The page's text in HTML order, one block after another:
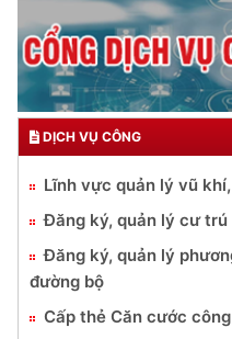
DỊCH VỤ CÔNG
Lĩnh vực quản lý vũ
Đăng ký, quản lý cư trú
Đăng ký, quản lý
đường bộ
Cấp thẻ Căn cước